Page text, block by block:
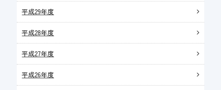
平成29年度
平成28年度
平成27年度
平成26年度